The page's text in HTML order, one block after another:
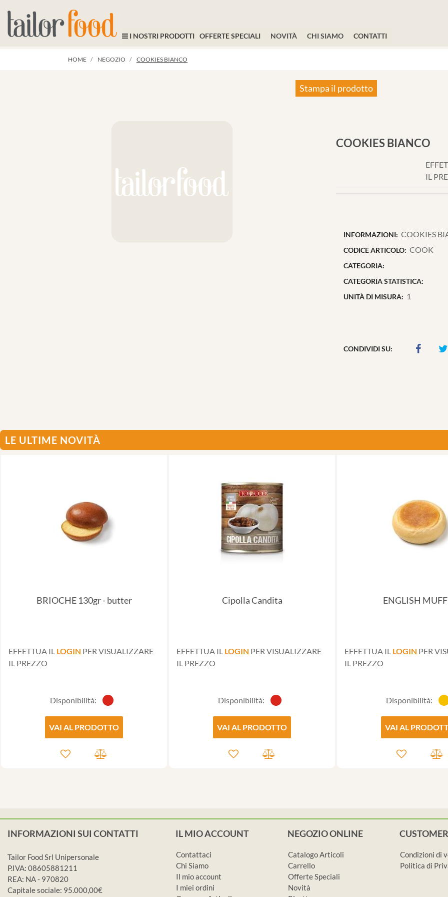
I NOSTRI PRODOTTI OFFERTE SPECIALI NOVITÀ CHI SIAMO CONTATTI
HOME NEGOZIO COOKIES BIANCO
Stampa il prodotto
COOKIES BIANCO
IL
INFORMAZIONI: COOKIES
CODICE ARTICOLO: COOK
CATEGORIA:
CATEGORIA STATISTICA:
UNITÀ DI MISURA: 1
CONDIVIDI SU:
LE ULTIME NOVITÀ
BRIOCHE 130gr - butter
EFFETTUA IL LOGIN PER VISUALIZZARE
IL PREZZO
Disponibilità:
VAI AL PRODOTTO
Cipolla Candita
EFFETTUA IL LOGIN PER VISUALIZZARE
IL PREZZO
Disponibilità:
VAI AL PRODOTTO
ENGLISH
EFFETTUA IL LOGIN PER
IL PREZZO
Disponibilità:
VAI AL
INFORMAZIONI SUI CONTATTI
Tailor Food Srl Unipersonale
P.IVA: 08605881211
REA: NA - 970820
Capitale sociale: 95.000,00€
IL MIO ACCOUNT
Contattaci
Chi Siamo
Il mio account
I miei ordini
NEGOZIO ONLINE
Catalogo Articoli
Carrello
Offerte Speciali
Novità
Condizioni di
Politica di